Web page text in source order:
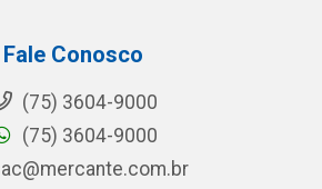
Fale Conosco
(75) 3604-9000
(75) 3604-9000